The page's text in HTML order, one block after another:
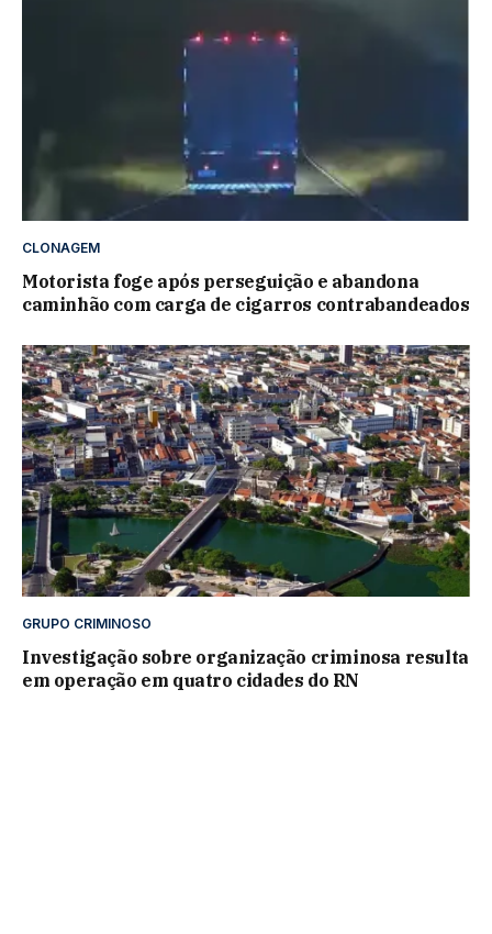
CLONAGEM
Motorista foge após perseguição e abandona
caminhão com carga de cigarros contrabandeados
GRUPO CRIMINOSO
Investigação sobre organização criminosa resulta
em operação em quatro cidades do RN